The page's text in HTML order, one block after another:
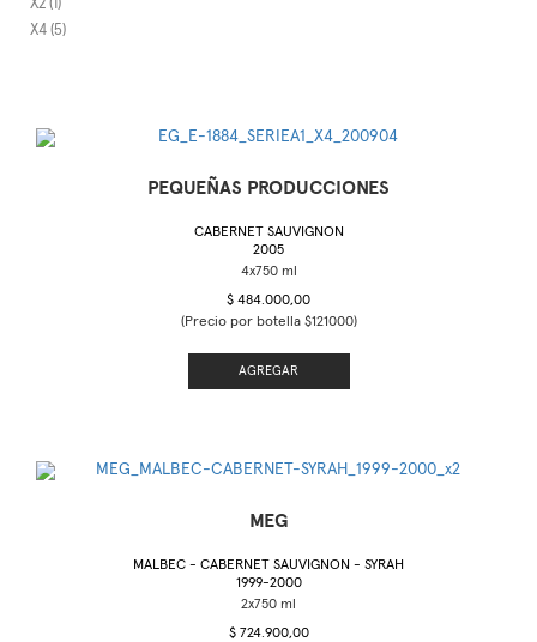
X2 (1)
X4 (5)
PEQUEÑAS PRODUCCIONES
CABERNET SAUVIGNON
2005
$ 484.000,00
(Precio por botella $121000)
AGREGAR
MEG
MALBEC - CABERNET SAUVIGNON - SYRAH
1999-2000
$ 724.900,00